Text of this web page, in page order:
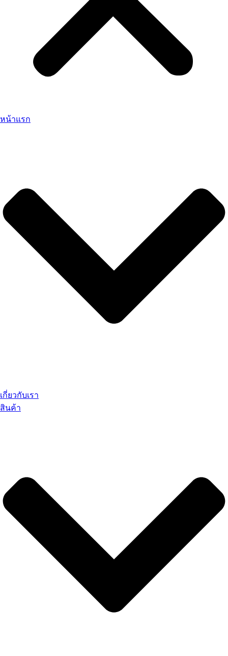
หน้าแรก
เกี่ยวกับเรา
สินค้า